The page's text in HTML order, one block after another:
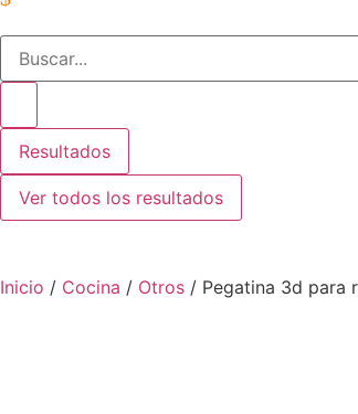
Resultados
Ver todos los resultados
Inicio / Cocina / Otros / Pegatina 3d para